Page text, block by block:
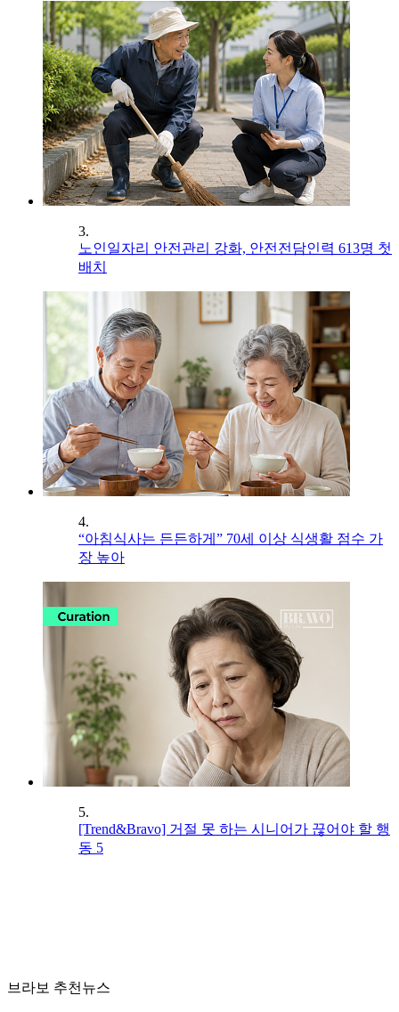
3.
노인일자리 안전관리 강화, 안전전담인력 613명 첫
배치
4.
“아침식사는 든든하게” 70세 이상 식생활 점수 가
장 높아
5.
[Trend&Bravo] 거절 못 하는 시니어가 끊어야 할 행
동 5
브라보 추천뉴스